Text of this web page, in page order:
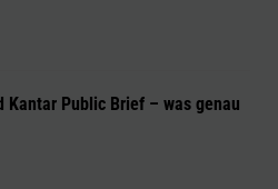
Kantar Public Brief – was genau